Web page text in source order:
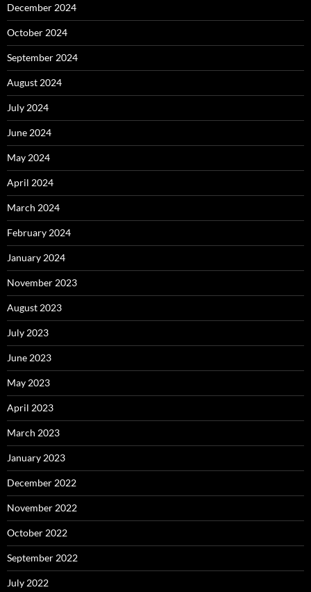
December 2024
October 2024
September 2024
August 2024
July 2024
June 2024
May 2024
April 2024
March 2024
February 2024
January 2024
November 2023
August 2023
July 2023
June 2023
May 2023
April 2023
March 2023
January 2023
December 2022
November 2022
October 2022
September 2022
July 2022